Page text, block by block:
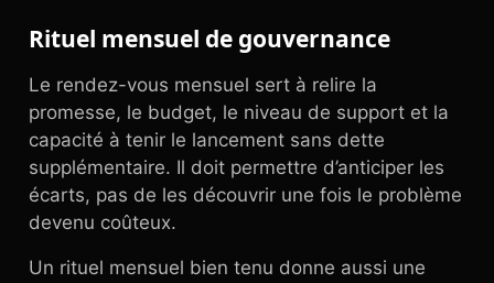
Rituel mensuel de gouvernance
Le rendez-vous mensuel sert à relire la
promesse, le budget, le niveau de support et la
capacité à tenir le lancement sans dette
supplémentaire. Il doit permettre d’anticiper les
écarts, pas de les découvrir une fois le problème
devenu coûteux.
Un rituel mensuel bien tenu donne aussi une